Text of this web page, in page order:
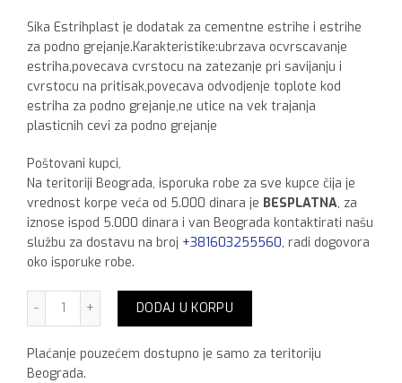
Sika Estrihplast je dodatak za cementne estrihe i estrihe
za podno grejanje.Karakteristike:ubrzava ocvrscavanje
estriha,povecava cvrstocu na zatezanje pri savijanju i
cvrstocu na pritisak,povecava odvodjenje toplote kod
estriha za podno grejanje,ne utice na vek trajanja
plasticnih cevi za podno grejanje
Poštovani kupci,
Na teritoriji Beograda, isporuka robe za sve kupce čija je
vrednost korpe veća od 5.000 dinara je BESPLATNA, za
iznose ispod 5.000 dinara i van Beograda kontaktirati našu
službu za dostavu na broj +381603255560, radi dogovora
oko isporuke robe.
Sika Estrihplast 20 kg količina
DODAJ U KORPU
Plaćanje pouzećem dostupno je samo za teritoriju
Beograda.